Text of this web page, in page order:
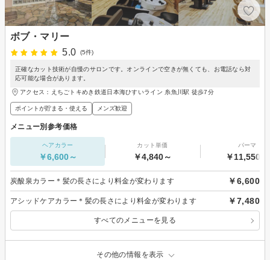
ボブ・マリー
5.0
(5件)
正確なカット技術が自慢のサロンです。オンラインで空きが無くても、お電話なら対
応可能な場合があります。
アクセス：えちごトキめき鉄道日本海ひすいライン 糸魚川駅 徒歩7分
ポイントが貯まる・使える メンズ歓迎
メニュー別参考価格
ヘアカラー
￥6,600～
カット単価
￥4,840～
パーマ
￥11,550～
炭酸泉カラー＊髪の長さにより料金が変わります ￥6,600
アシッドケアカラー＊髪の長さにより料金が変わります ￥7,480
すべてのメニューを見る
その他の情報を表示